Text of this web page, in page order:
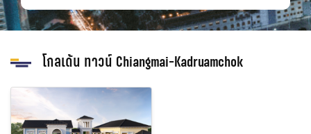
โกลเด้น ทาวน์ Chiangmai-Kadruamchok